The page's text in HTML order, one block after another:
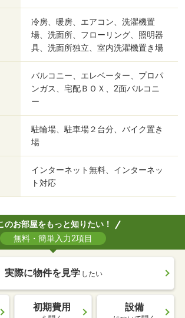
冷房、暖房、エアコン、洗濯機置
場、洗面所、フローリング、照明器
具、洗面所独立、室内洗濯機置き場
バルコニー、エレベーター、プロパ
ンガス、宅配ＢＯＸ、2面バルコニ
ー
駐輪場、駐車場２台分、バイク置き
場
インターネット無料、インターネッ
ト対応
のお部屋をもっと知りたい！
無料・簡単入力2項目
実際に物件を見学 したい
初期費用 設備